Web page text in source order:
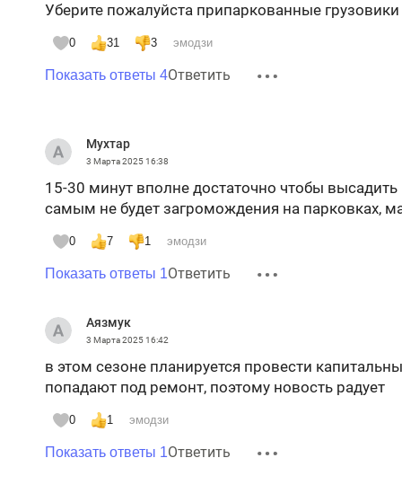
Уберите пожалуйста припаркованные
0 31 3 эмодзи
Показать ответы 4Ответить
Мухтар
3 Марта 202516:38
15-30 минут вполне достаточно чтобы
самым не будет загромождения на парковках,
0 7 1 эмодзи
Показать ответы 1Ответить
Аязмук
3 Марта 202516:42
в этом сезоне планируется провести
попадают под ремонт, поэтому новость радует
0 1 эмодзи
Показать ответы 1Ответить